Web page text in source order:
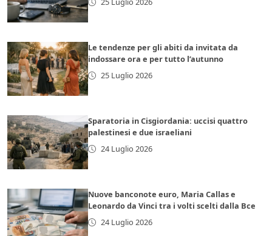
Le tendenze per gli abiti da invitata da
indossare ora e per tutto l’autunno
25 Luglio 2026
Sparatoria in Cisgiordania: uccisi quattro
palestinesi e due israeliani
24 Luglio 2026
Nuove banconote euro, Maria Callas e
Leonardo da Vinci tra i volti scelti dalla Bce
24 Luglio 2026